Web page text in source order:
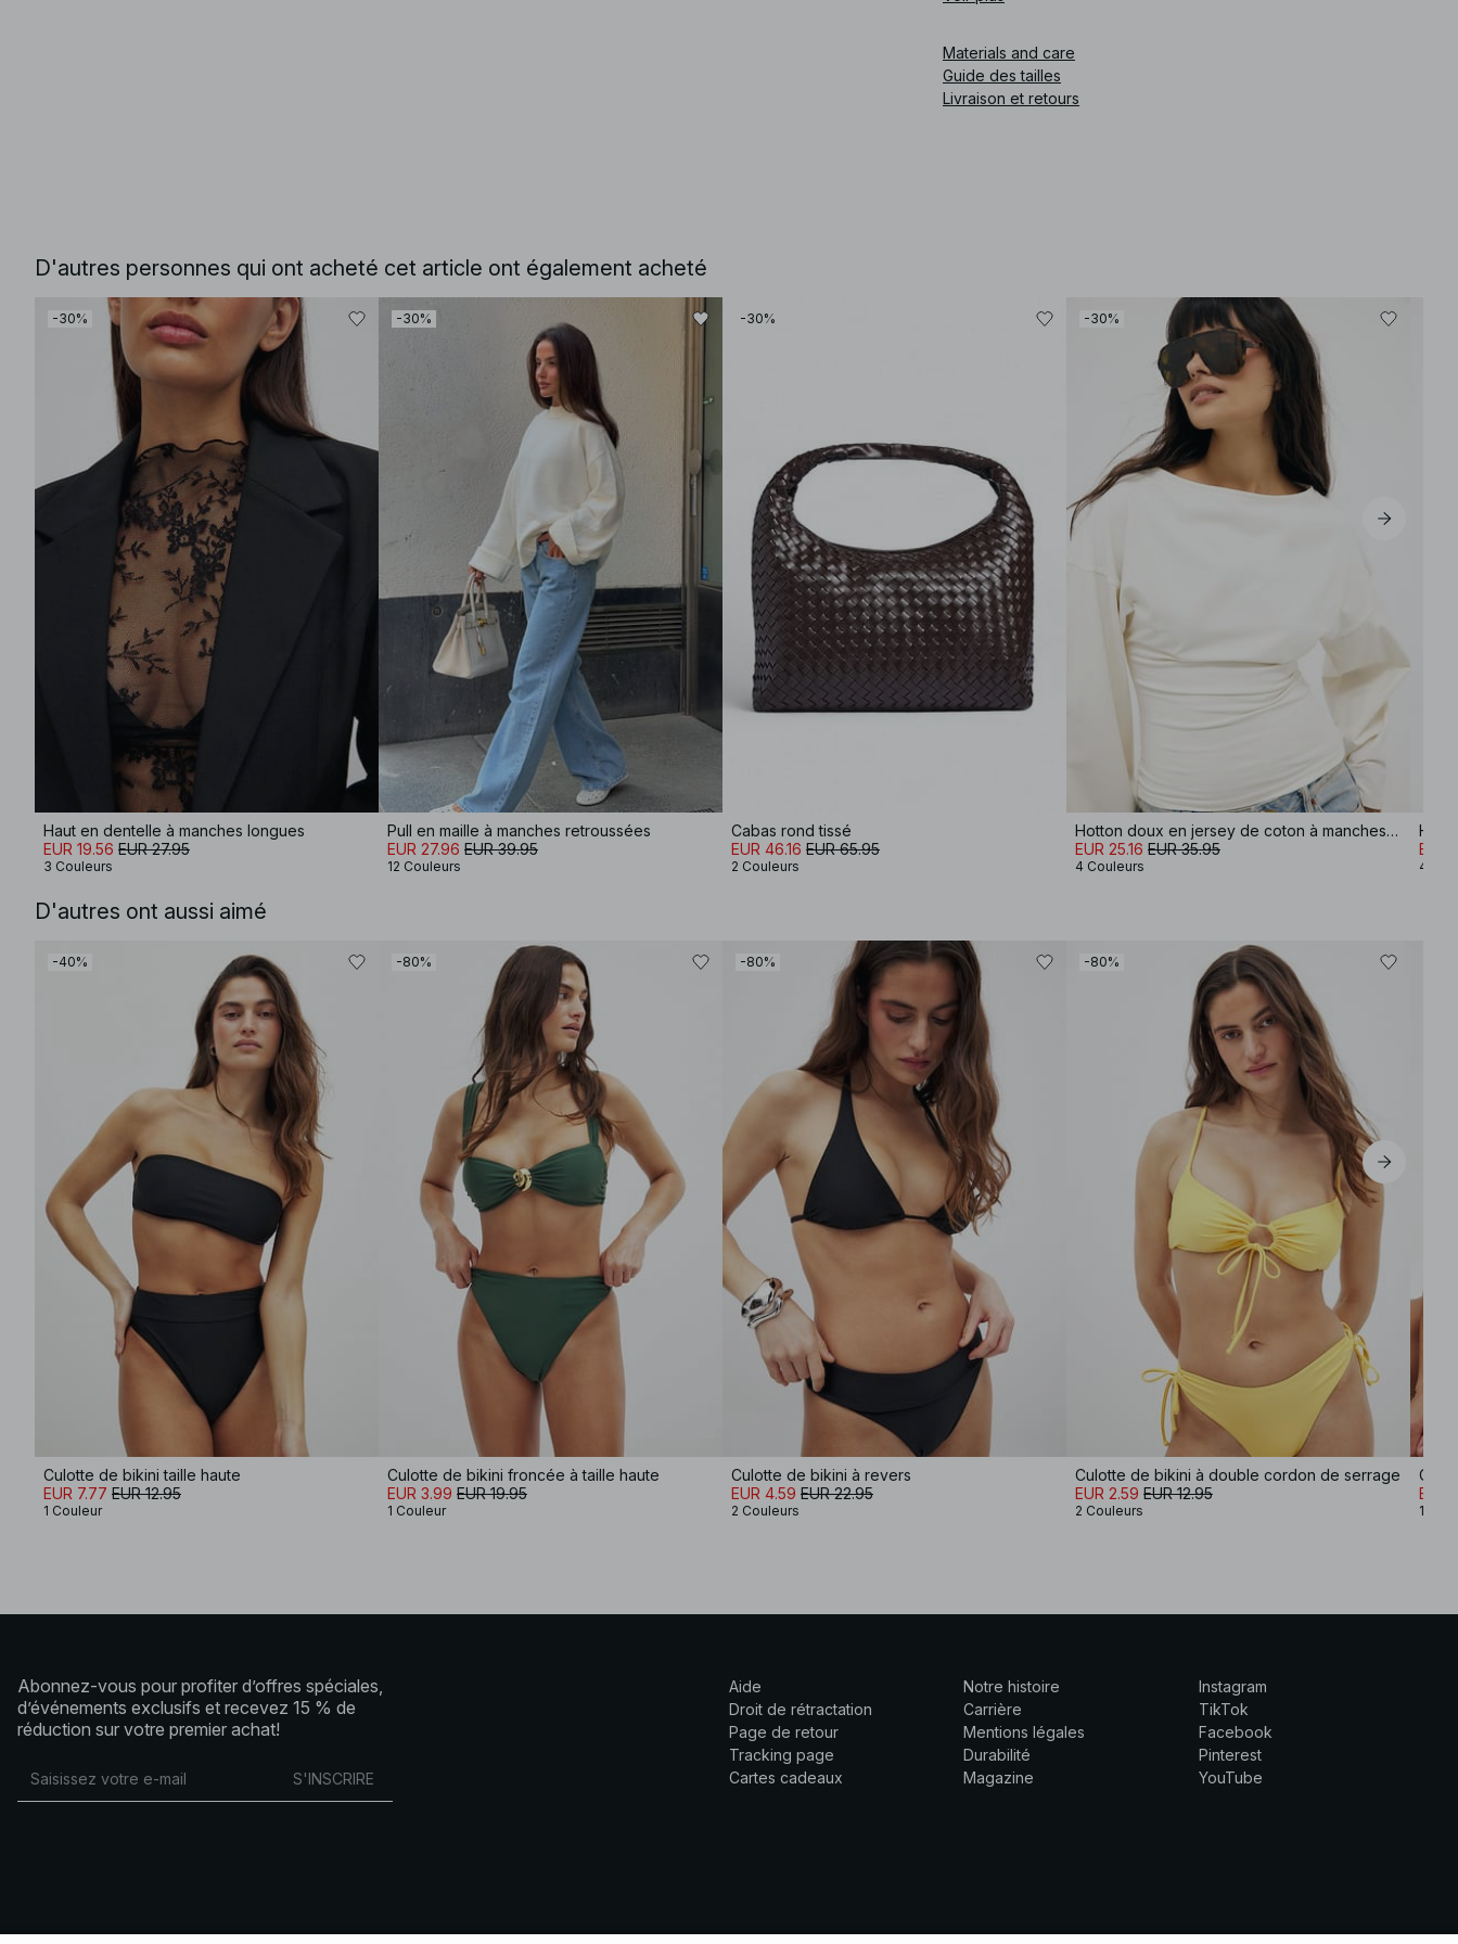
Materials and care
Guide des tailles
Livraison et retours
D'autres personnes qui ont acheté cet article ont également acheté
-30%
Haut en dentelle à manches longues
EUR 19.56 EUR 27.95
3 Couleurs
-30%
Pull en maille à manches retroussées
EUR 27.96 EUR 39.95
12 Couleurs
-30%
Cabas rond tissé
EUR 46.16 EUR 65.95
2 Couleurs
-30%
Hotton doux en jersey de coton à manches larges
EUR 25.16 EUR 35.95
4 Couleurs
EUR
4
D'autres ont aussi aimé
-40%
Culotte de bikini taille haute
EUR 7.77 EUR 12.95
1 Couleur
-80%
Culotte de bikini froncée à taille haute
EUR 3.99 EUR 19.95
1 Couleur
-80%
Culotte de bikini à revers
EUR 4.59 EUR 22.95
2 Couleurs
-80%
Culotte de bikini à double cordon de serrage
EUR 2.59 EUR 12.95
2 Couleurs
EUR
1
Abonnez-vous pour profiter d’offres spéciales,
d’événements exclusifs et recevez 15 % de
réduction sur votre premier achat!
S'INSCRIRE
Aide
Droit de rétractation
Page de retour
Tracking page
Cartes cadeaux
Notre histoire
Carrière
Mentions légales
Durabilité
Magazine
Instagram
TikTok
Facebook
Pinterest
YouTube